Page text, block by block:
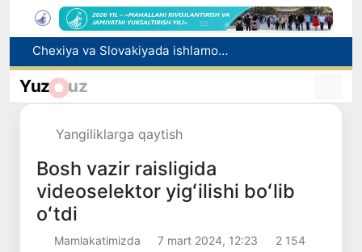
Bolaning familiyasiga otasining ismini berishga ruxsat beriladi
Behruz Karimov faoliyatini Shveytsariyaning «Lugano» klubida davom ettiradi
Yuz uz
Yangiliklarga qaytish
Bosh vazir raisligida
videoselektor yigʻilishi boʻlib
oʻtdi
Mamlakatimizda 7 mart 2024, 12:23 2 154